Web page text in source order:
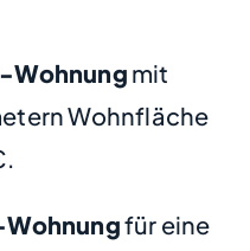
Wohnung mit
Wohnfläche
für eine